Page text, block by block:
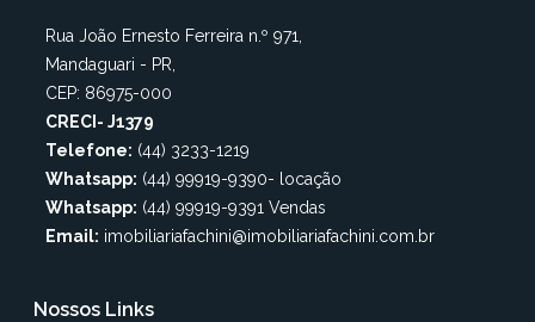
Rua João Ernesto Ferreira n.º 971,
Mandaguari - PR,
CEP: 86975-000
CRECI- J1379
Telefone: (44) 3233-1219
Whatsapp: (44) 99919-9390- locação
Whatsapp: (44) 99919-9391 Vendas
Email: imobiliariafachini@imobiliariafachini.com.br
Nossos Links